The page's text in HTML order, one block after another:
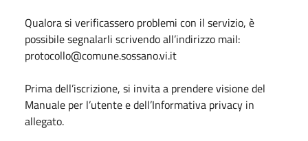
Qualora si verificassero problemi con il servizio, è
possibile segnalarli scrivendo all’indirizzo mail:
protocollo@comune.sossano.vi.it
Prima dell’iscrizione, si invita a prendere visione del
Manuale per l’utente e dell’Informativa privacy in
allegato.